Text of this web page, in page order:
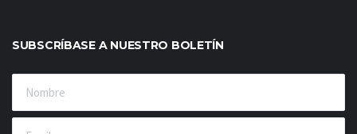
SUBSCRÍBASE A NUESTRO BOLETÍN